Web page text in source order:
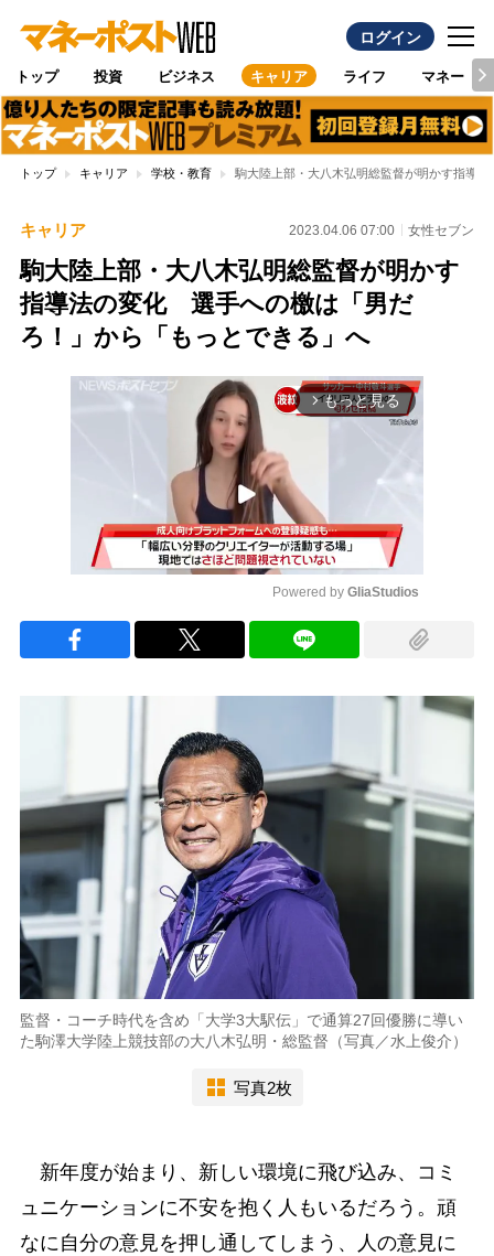
ログイン
トップ 投資 ビジネス キャリア ライフ マネー
トップ キャリア 学校・教育 駒大陸上部・大八木弘明総監督が明かす指導
キャリア 2023.04.06 07:00 女性セブン
駒大陸上部・大八木弘明総監督が明かす
指導法の変化 選手への檄は「男だ
ろ！」から「もっとできる」へ
arrow_forward_ios もっと見る
Powered by GliaStudios
監督・コーチ時代を含め「大学3大駅伝」で通算27回優勝に導い
た駒澤大学陸上競技部の大八木弘明・総監督（写真／水上俊介）
写真2枚
新年度が始まり、新しい環境に飛び込み、コミ
ュニケーションに不安を抱く人もいるだろう。頑
なに自分の意見を押し通してしまう、人の意見に